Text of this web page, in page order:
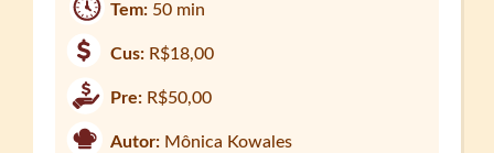
Tem: 50 min
Cus: R$18,00
Pre: R$50,00
Autor: Mônica Kowales